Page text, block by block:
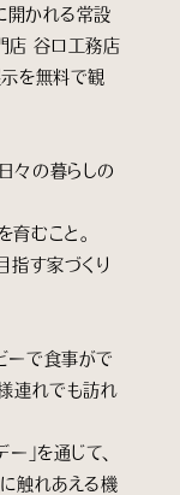
開かれる常設
店 谷口工務店
示を無料で観
々の暮らしの
育むこと。
指す家づくり
ーで食事がで
様連れでも訪れ
」を通じて、
に触れあえる機